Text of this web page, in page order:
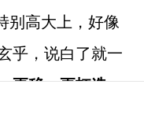
别高大上，好像
乎，说白了就一
更稳、更扛造。